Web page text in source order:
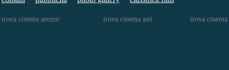
trova cinema arezzo trova cinema asti trova